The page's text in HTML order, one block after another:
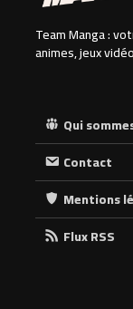
Team Manga :
animes, jeux
Qui
Contact
Mentions
Flux RSS